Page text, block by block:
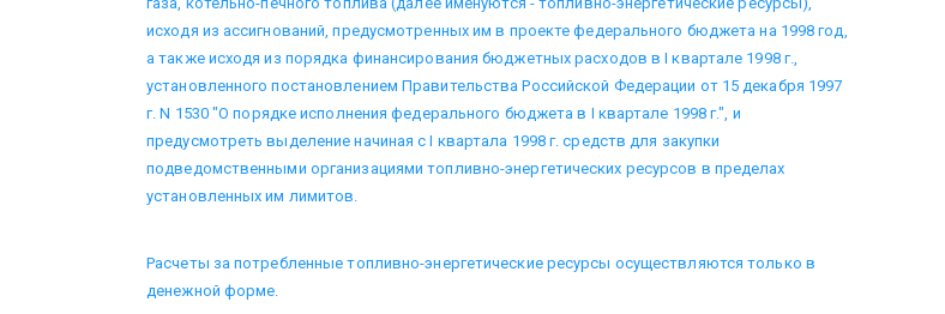
исходя из ассигнований, предусмотренных им в проекте федерального бюджета на 1998 год,
а также исходя из порядка финансирования бюджетных расходов в I квартале 1998 г.,
установленного постановлением Правительства Российской Федерации от 15 декабря 1997
г. N 1530 "О порядке исполнения федерального бюджета в I квартале 1998 г.", и
предусмотреть выделение начиная с I квартала 1998 г. средств для закупки
подведомственными организациями топливно-энергетических ресурсов в пределах
установленных им лимитов.
Расчеты за потребленные топливно-энергетические ресурсы осуществляются только в
денежной форме.